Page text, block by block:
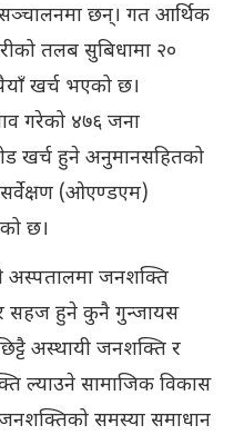
छन्। गत आर्थिक
तलब सुबिधामा २०
खर्च भएको छ।
गरेको ४७६ जना
खर्च हुने अनुमानसहितको
सर्वेक्षण (ओएण्डएम)
छ।
अस्पतालमा जनशक्ति
सहज हुने कुनै गुन्जायस
अस्थायी जनशक्ति र
ल्याउने सामाजिक विकास
जनशक्तिको समस्या समाधान